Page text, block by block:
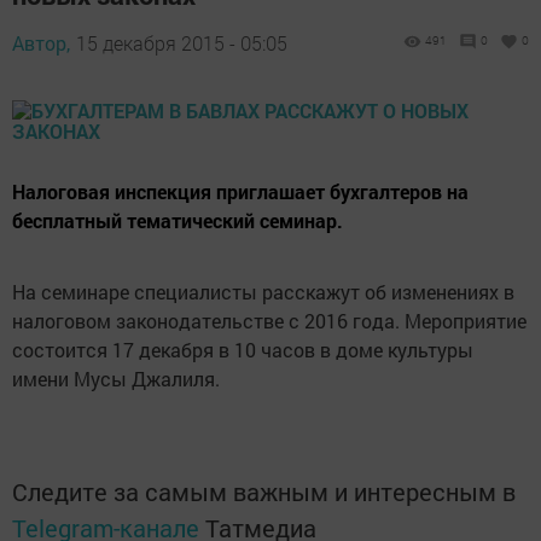
Автор, 15 декабря 2015 - 05:05 491 0 0
Налоговая инспекция приглашает бухгалтеров на
бесплатный тематический семинар.
На семинаре специалисты расскажут об изменениях в
налоговом законодательстве с 2016 года. Мероприятие
состоится 17 декабря в 10 часов в доме культуры
имени Мусы Джалиля.
Следите за самым важным и интересным в
Telegram-канале Татмедиа